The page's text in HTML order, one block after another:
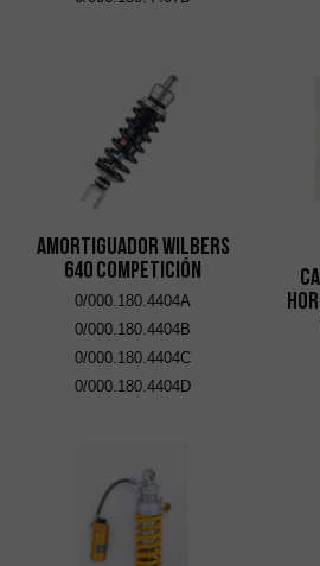
Amortiguador Wilbers
640 Competición
0/000.180.4404A
0/000.180.4404B
0/000.180.4404C
0/000.180.4404D